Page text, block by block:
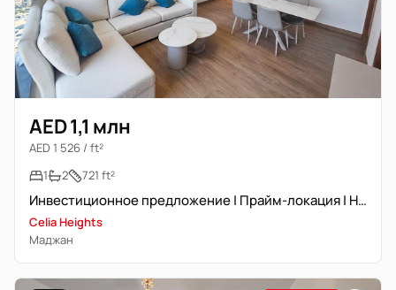
AED 1,1 млн
AED 1 526 / ft²
1
2 721 ft²
Инвестиционное предложение | Прайм-локация | Новостройка
Celia Heights
Маджан